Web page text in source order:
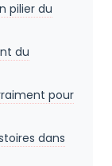
pilier du
du
pour
dans